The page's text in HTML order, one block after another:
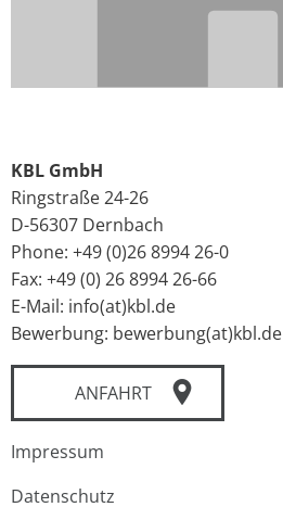
KBL GmbH
Ringstraße 24-26
D-56307 Dernbach
Phone: +49 (0)26 8994 26-0
Fax: +49 (0) 26 8994 26-66
E-Mail: info(at)kbl.de
Bewerbung: bewerbung(at)kbl.de
ANFAHRT
Impressum
Datenschutz